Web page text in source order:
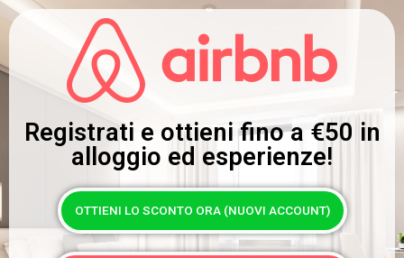
Registrati e ottieni fino a €50 in
alloggio ed esperienze!
OTTIENI LO SCONTO ORA (NUOVI ACCOUNT)